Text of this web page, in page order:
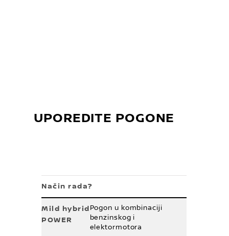
UPOREDITE POGONE
Način rada?
Pogon u kombinaciji
benzinskog i
elektormotora